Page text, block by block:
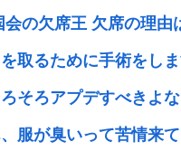
会の欠席王 欠席の理由
取るために手術をしま
そろアプデすべきよな
服が臭いって苦情来